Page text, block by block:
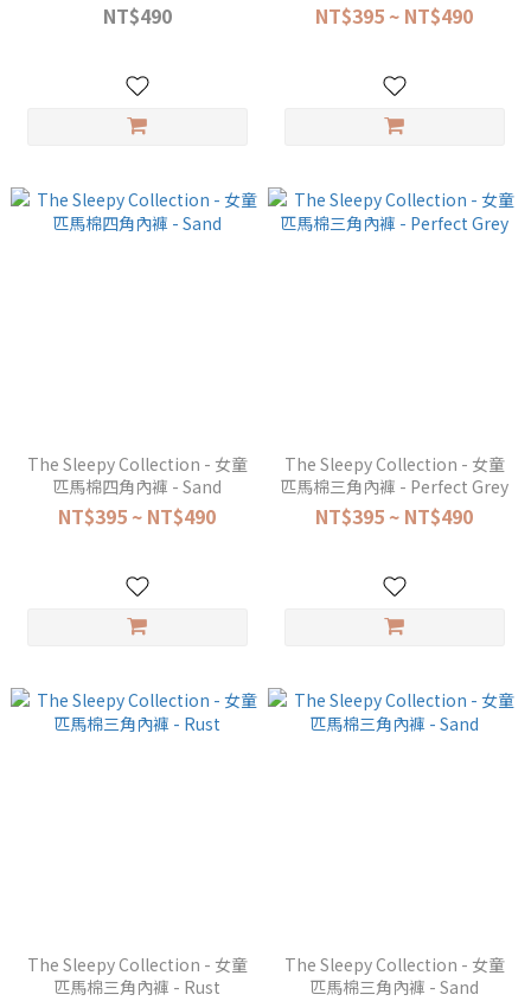
NT$490 NT$395 ~ NT$490
The Sleepy Collection - 女童
匹馬棉四角內褲 - Sand
NT$395 ~ NT$490
The Sleepy Collection - 女童
匹馬棉三角內褲 - Perfect Grey
NT$395 ~ NT$490
The Sleepy Collection - 女童
匹馬棉三角內褲 - Rust
The Sleepy Collection - 女童
匹馬棉三角內褲 - Sand